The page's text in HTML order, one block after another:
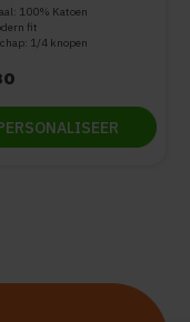
100% Katoen
fit
1/4 knopen